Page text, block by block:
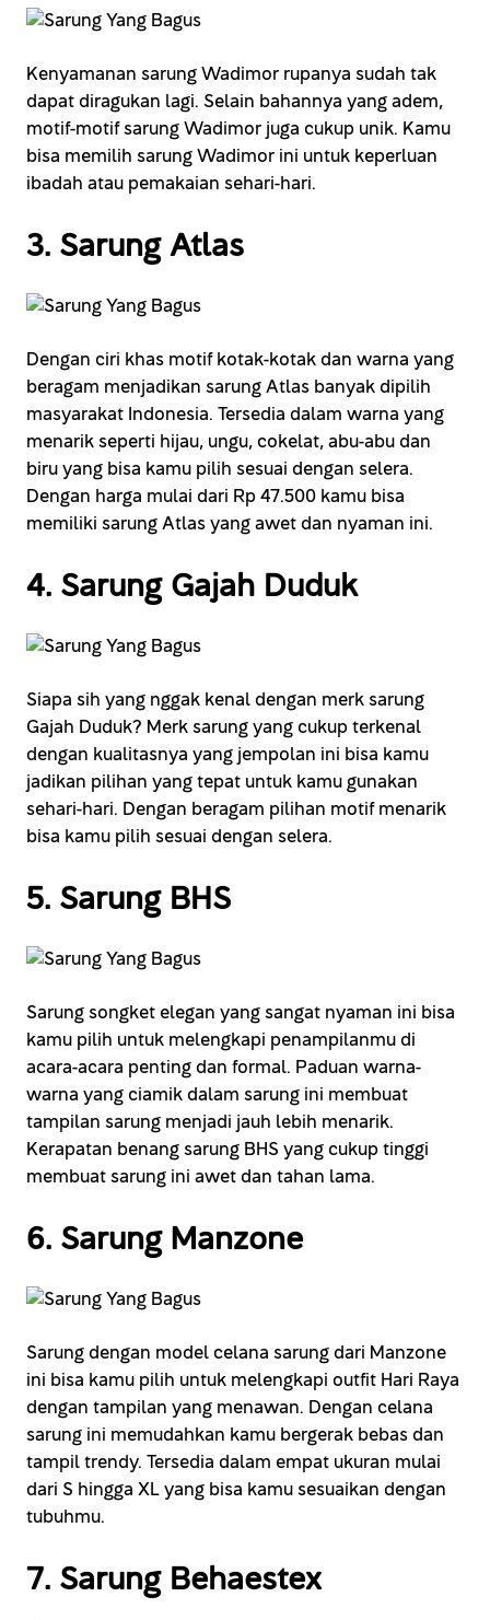
Kenyamanan sarung Wadimor rupanya sudah tak
dapat diragukan lagi. Selain bahannya yang adem,
motif-motif sarung Wadimor juga cukup unik. Kamu
bisa memilih sarung Wadimor ini untuk keperluan
ibadah atau pemakaian sehari-hari.
3. Sarung Atlas
Dengan ciri khas motif kotak-kotak dan warna yang
beragam menjadikan sarung Atlas banyak dipilih
masyarakat Indonesia. Tersedia dalam warna yang
menarik seperti hijau, ungu, cokelat, abu-abu dan
biru yang bisa kamu pilih sesuai dengan selera.
Dengan harga mulai dari Rp 47.500 kamu bisa
memiliki sarung Atlas yang awet dan nyaman ini.
4. Sarung Gajah Duduk
Siapa sih yang nggak kenal dengan merk sarung
Gajah Duduk? Merk sarung yang cukup terkenal
dengan kualitasnya yang jempolan ini bisa kamu
jadikan pilihan yang tepat untuk kamu gunakan
sehari-hari. Dengan beragam pilihan motif menarik
bisa kamu pilih sesuai dengan selera.
5. Sarung BHS
Sarung songket elegan yang sangat nyaman ini bisa
kamu pilih untuk melengkapi penampilanmu di
acara-acara penting dan formal. Paduan warna-
warna yang ciamik dalam sarung ini membuat
tampilan sarung menjadi jauh lebih menarik.
Kerapatan benang sarung BHS yang cukup tinggi
membuat sarung ini awet dan tahan lama.
6. Sarung Manzone
Sarung dengan model celana sarung dari Manzone
ini bisa kamu pilih untuk melengkapi outfit Hari Raya
dengan tampilan yang menawan. Dengan celana
sarung ini memudahkan kamu bergerak bebas dan
tampil trendy. Tersedia dalam empat ukuran mulai
dari S hingga XL yang bisa kamu sesuaikan dengan
tubuhmu.
7. Sarung Behaestex